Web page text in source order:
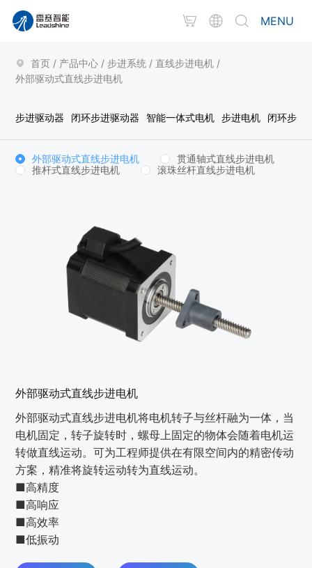
MENU
首页 / 产品中心 / 步进系统 / 直线步进电机 /
外部驱动式直线步进电机
步进驱动器 闭环步进驱动器 智能一体式电机 步进电机 闭环步进
外部驱动式直线步进电机
贯通轴式直线步进电机
推杆式直线步进电机
滚珠丝杆直线步进电机
外部驱动式直线步进电机
外部驱动式直线步进电机将电机转子与丝杆融为一体，当
电机固定，转子旋转时，螺母上固定的物体会随着电机运
转做直线运动。可为工程师提供在有限空间内的精密传动
方案，精准将旋转运动转为直线运动。
■高精度
■高响应
■高效率
■低振动